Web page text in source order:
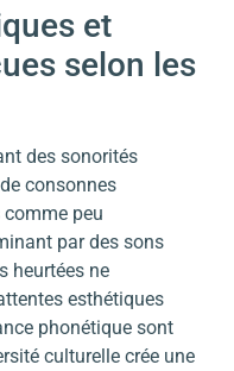
et
selon les
des sonorités
consonnes
peu
par des sons
heurtées ne
esthétiques
phonétique sont
culturelle crée une